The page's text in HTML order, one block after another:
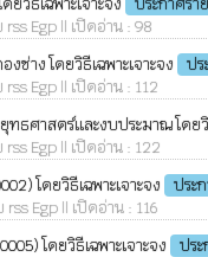
วิธีเฉพาะเจาะจง
ประกาศรา
Egp || เปิดอ่าน : 98
าง โดยวิธีเฉพาะเจาะจง
ปร
Egp || เปิดอ่าน : 112
ธศาสตร์และงบประมาณ โดยวิ
Egp || เปิดอ่าน : 122
โดยวิธีเฉพาะเจาะจง
ประ
Egp || เปิดอ่าน : 116
โดยวิธีเฉพาะเจาะจง
ปร